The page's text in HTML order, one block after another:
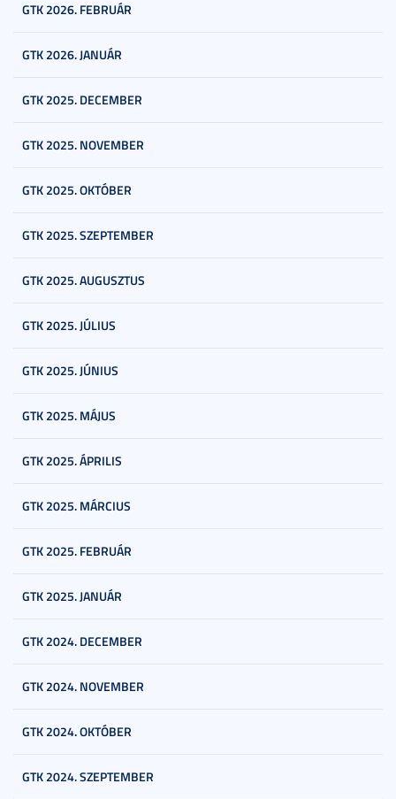
GTK 2026. FEBRUÁR
GTK 2026. JANUÁR
GTK 2025. DECEMBER
GTK 2025. NOVEMBER
GTK 2025. OKTÓBER
GTK 2025. SZEPTEMBER
GTK 2025. AUGUSZTUS
GTK 2025. JÚLIUS
GTK 2025. JÚNIUS
GTK 2025. MÁJUS
GTK 2025. ÁPRILIS
GTK 2025. MÁRCIUS
GTK 2025. FEBRUÁR
GTK 2025. JANUÁR
GTK 2024. DECEMBER
GTK 2024. NOVEMBER
GTK 2024. OKTÓBER
GTK 2024. SZEPTEMBER